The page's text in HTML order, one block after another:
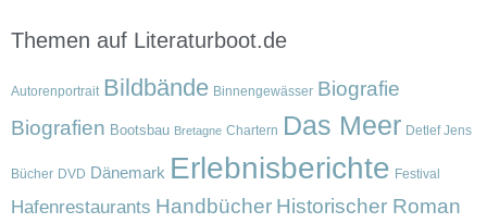
Themen auf Literaturboot.de
Autorenportrait Bildbände Binnengewässer Biografie
Biografien Bootsbau Bretagne Chartern Das Meer Detlef Jens
Bücher DVD Dänemark Erlebnisberichte Festival
Hafenrestaurants Handbücher Historischer Roman